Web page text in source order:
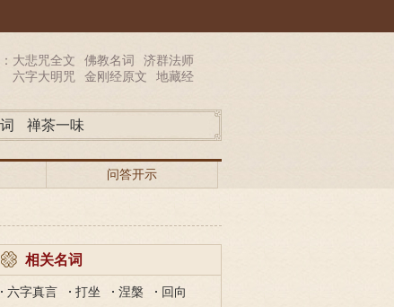
大悲咒全文 佛教名词
济群法师
六字大明咒
金刚经原文 地藏经
禅茶一味
问答开示
相关名词
六字真言 打坐 涅槃
回向